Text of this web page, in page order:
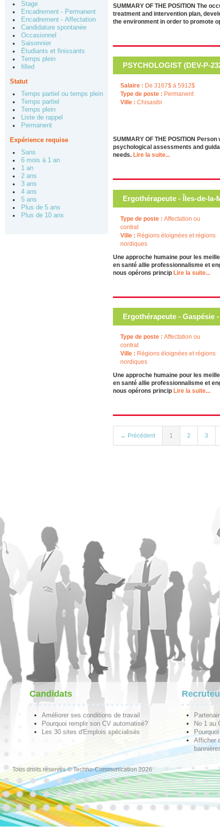
Stage
Encadrement - Permanent
Encadrement - Affectation
Candidature spontanée
Occasionnel
Saisonnier
Étudiants et finissants
Temps plein
filled
Statut
Temps partiel ou temps plein
Temps partiel
Temps plein
Liste de rappel
Permanent
Expérience requise
Sans
6 mois à 1 an
1 an
2 ans
3 ans
4 ans
5 ans
Plus de 5 ans
Plus de 10 ans
SUMMARY OF THE POSITION The
treatment and intervention plan,
the environment in order to promote
PSYCHOLOGIST (DEV-P-
Salaire : De 3167$ à 5912$
Type de poste : Permanent
Ville : Chisasibi
SUMMARY OF THE POSITION
psychological assessments and
needs. Lire la suite...
Ergothérapeute - Îles-de-la-
Type de poste : Affectation ou
contrat
Ville : Régions éloignées et régions
nordiques
Une approche humaine pour les
en santé allie professionnalisme et
nous opérons princip Lire la suite...
Ergothérapeute - Gaspésie
Type de poste : Affectation ou
contrat
Ville : Régions éloignées et régions
nordiques
Une approche humaine pour les
en santé allie professionnalisme et
nous opérons princip Lire la suite...
← Précédent 1 2 3
Candidats
Améliorer ses conditions de travail
Pourquoi remplir son CV automatisé?
Les 30 sites d'Emplois spécialisés
No 1 au
Afficher
Tous droits réservés © Techno-Communication 2026